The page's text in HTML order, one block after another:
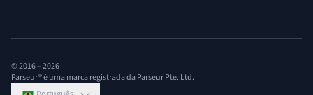
© 2016 –2026
Parseur® é uma marca registrada da Parseur Pte. Ltd.